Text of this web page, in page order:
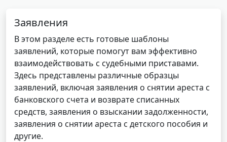
Заявления
В этом разделе есть готовые шаблоны
заявлений, которые помогут вам эффективно
взаимодействовать с судебными приставами.
Здесь представлены различные образцы
заявлений, включая заявления о снятии ареста с
банковского счета и возврате списанных
средств, заявления о взыскании задолженности,
заявления о снятии ареста с детского пособия и
другие.